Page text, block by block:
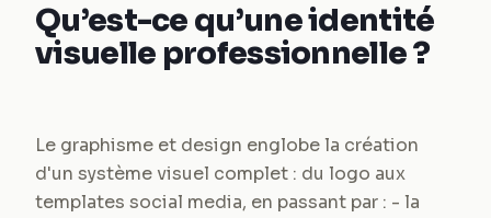
Qu’est-ce qu’une identité
visuelle professionnelle ?
Le graphisme et design englobe la création
d'un système visuel complet : du logo aux
templates social media, en passant par : - la